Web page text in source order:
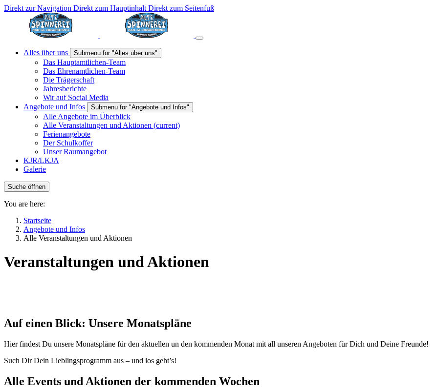
Direkt zur Navigation Direkt zum Hauptinhalt Direkt zum Seitenfuß
Alles über uns Submenu for "Alles über uns"
Das Hauptamtlichen-Team
Das Ehrenamtlichen-Team
Die Trägerschaft
Jahresberichte
Wir auf Social Media
Angebote und Infos
Submenu for "Angebote und Infos"
Alle Angebote im Überblick
Alle Veranstaltungen und Aktionen (current)
Ferienangebote
Der Schulkoffer
Unser Raumangebot
KJR/LKJA
Galerie
Suche öffnen
You are here:
Startseite
Angebote und Infos
Alle Veranstaltungen und Aktionen
Veranstaltungen und Aktionen
Auf einen Blick: Unsere Monatspläne
Hier findest Du unsere Monatspläne für den aktuellen un den kommenden Monat mit all unseren Angeboten für Dich und Deine Freunde!
Such Dir Dein Lieblingsprogramm aus – und los geht’s!
Alle Events und Aktionen der kommenden Wochen